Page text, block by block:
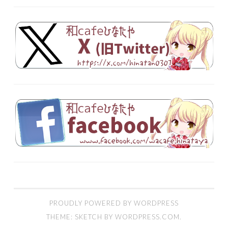
PROUDLY POWERED BY WORDPRESS
THEME: SKETCH BY WORDPRESS.COM